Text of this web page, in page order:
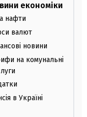
економіки
нафти
валют
новини
на комунальні
в Україні